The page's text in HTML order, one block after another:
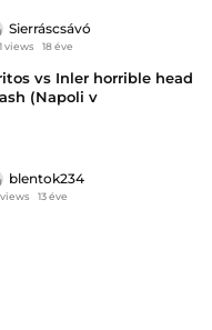
Sierráscsávó
views 18 éve
vs Inler horrible head
(Napoli v
blentok234
13 éve